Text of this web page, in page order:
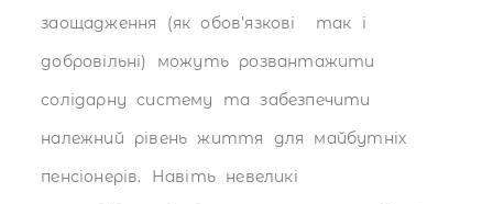
заощадження (як обов’язкові так і
добровільні) можуть розвантажити
солідарну систему та забезпечити
належний рівень життя для майбутніх
пенсіонерів. Навіть невеликі